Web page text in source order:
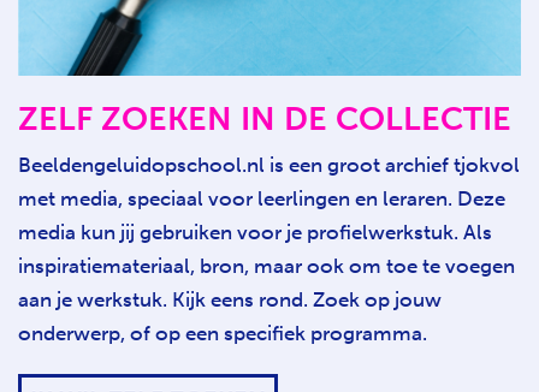
ZELF ZOEKEN IN DE COLLECTIE
Beeldengeluidopschool.nl is een groot archief tjokvol
met media, speciaal voor leerlingen en leraren. Deze
media kun jij gebruiken voor je profielwerkstuk. Als
inspiratiemateriaal, bron, maar ook om toe te voegen
aan je werkstuk. Kijk eens rond. Zoek op jouw
onderwerp, of op een specifiek programma.